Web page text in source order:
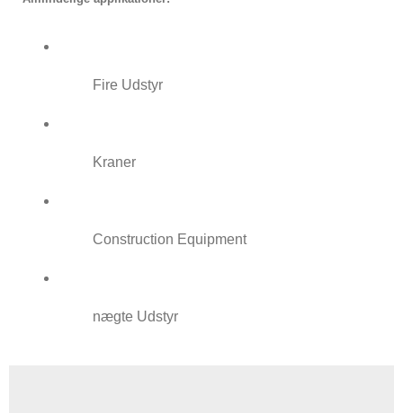
Fire Udstyr
Kraner
Construction Equipment
nægte Udstyr